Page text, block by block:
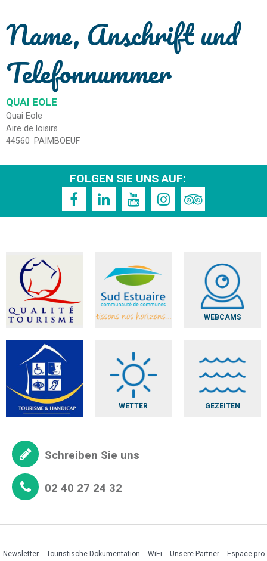
Name, Anschrift und
Telefonnummer
QUAI EOLE
Quai Eole
Aire de loisirs
44560 PAIMBOEUF
FOLGEN SIE UNS AUF:
WEBCAMS
WETTER GEZEITEN
Schreiben Sie uns
02 40 27 24 32
Newsletter Touristische Dokumentation WiFi Unsere Partner
Espace pro